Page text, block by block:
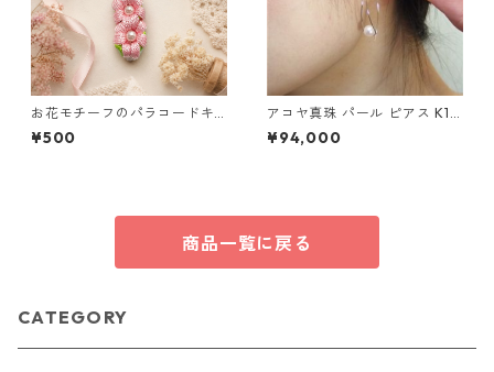
お花モチーフのパラコードキ
ーホルダー ピンク×ライトグリ
ーン ハンドメイド 国産 本革
¥500
アコヤ真珠 パール ピアス K18
イエローゴールド ジプシー フ
ック ピアス 7mm 7ミリ珠 あ
¥94,000
商品一覧に戻る
CATEGORY